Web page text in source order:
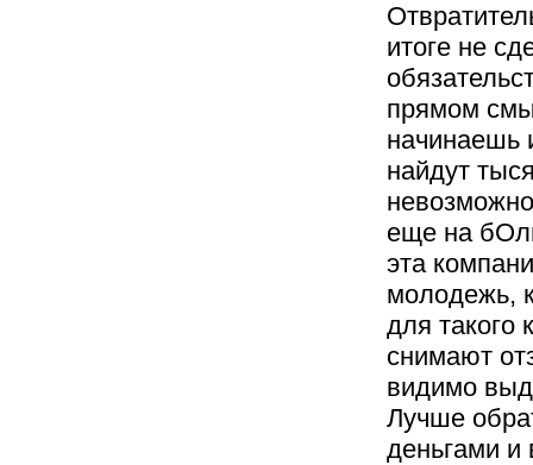
итоге не
прямом
начинаешь
найдут
еще на
эта
молодежь,
для такого
снимают
видимо
Лучше
деньгами